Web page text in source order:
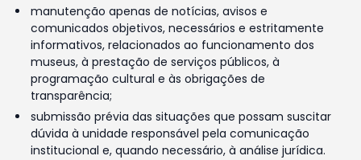
manutenção apenas de notícias, avisos e
comunicados objetivos, necessários e estritamente
informativos, relacionados ao funcionamento dos
museus, à prestação de serviços públicos, à
programação cultural e às obrigações de
transparência;
submissão prévia das situações que possam suscitar
dúvida à unidade responsável pela comunicação
institucional e, quando necessário, à análise jurídica.